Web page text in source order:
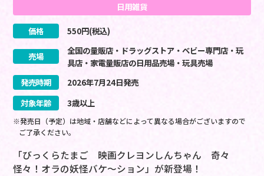
日用雑貨
価格 550円(税込)
売場
全国の量販店・ドラッグストア・ベビー専門店・玩
具店・家電量販店の日用品売場・玩具売場
発売時期
2026年7月24日発売
対象年齢
3歳以上
※発売日（予定）は地域・店舗などによって異なる場合がございますので
ご了承ください。
「びっくらたまご 映画クレヨンしんちゃん 奇々
怪々！オラの妖怪バケ～ション」が新登場！